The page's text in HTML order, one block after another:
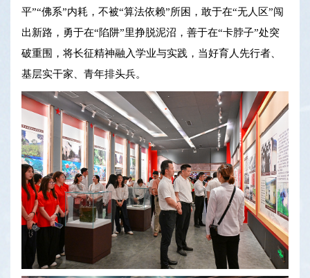
平”“佛系”内耗，不被“算法依赖”所困，敢于在“无人区”闯
出新路，勇于在“陷阱”里挣脱泥沼，善于在“卡脖子”处突
破重围，将长征精神融入学业与实践，当好育人先行者、
基层实干家、青年排头兵。